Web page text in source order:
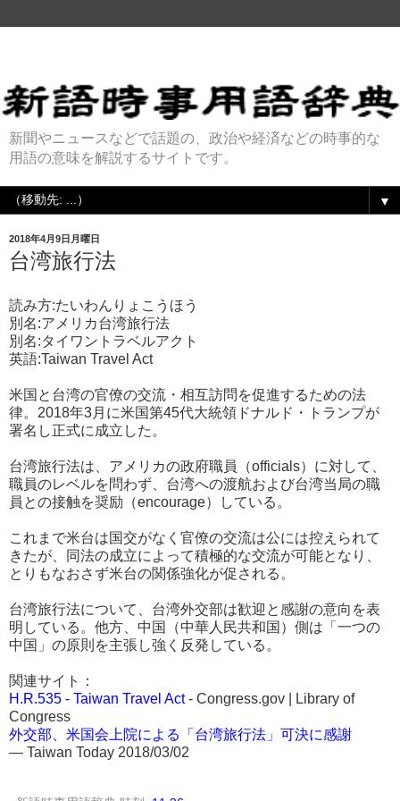
新聞やニュースなどで話題の、政治や経済などの時事的な
用語の意味を解説するサイトです。
▼
2018年4月9日月曜日
台湾旅行法
読み方:たいわんりょこうほう
別名:アメリカ台湾旅行法
別名:タイワントラベルアクト
英語:Taiwan Travel Act
米国と台湾の官僚の交流・相互訪問を促進するための法
律。2018年3月に米国第45代大統領ドナルド・トランプが
署名し正式に成立した。
台湾旅行法は、アメリカの政府職員（officials）に対して、
職員のレベルを問わず、台湾への渡航および台湾当局の職
員との接触を奨励（encourage）している。
これまで米台は国交がなく官僚の交流は公には控えられて
きたが、同法の成立によって積極的な交流が可能となり、
とりもなおさず米台の関係強化が促される。
台湾旅行法について、台湾外交部は歓迎と感謝の意向を表
明している。他方、中国（中華人民共和国）側は「一つの
中国」の原則を主張し強く反発している。
関連サイト：
H.R.535 - Taiwan Travel Act- Congress.gov | Library of
Congress
外交部、米国会上院による「台湾旅行法」可決に感謝
― Taiwan Today 2018/03/02